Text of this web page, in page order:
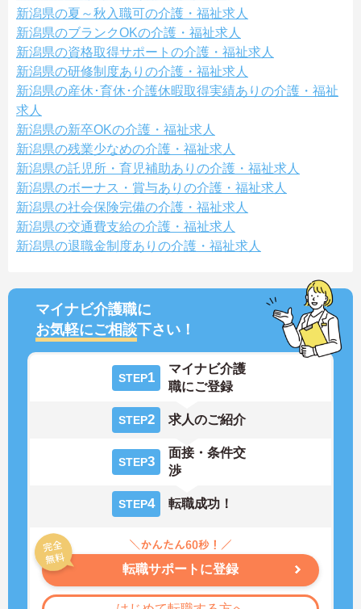
新潟県の夏～秋入職可の介護・福祉求人
新潟県のブランクOKの介護・福祉求人
新潟県の資格取得サポートの介護・福祉求人
新潟県の研修制度ありの介護・福祉求人
新潟県の産休･育休･介護休暇取得実績ありの介護・福祉
求人
新潟県の新卒OKの介護・福祉求人
新潟県の残業少なめの介護・福祉求人
新潟県の託児所・育児補助ありの介護・福祉求人
新潟県のボーナス・賞与ありの介護・福祉求人
新潟県の社会保険完備の介護・福祉求人
新潟県の交通費支給の介護・福祉求人
新潟県の退職金制度ありの介護・福祉求人
マイナビ介護職に
お気軽にご相談下さい！
STEP1
マイナビ介護
職にご登録
STEP2 求人のご紹介
STEP3
面接・条件交
渉
STEP4 転職成功！
転職サポートに登録